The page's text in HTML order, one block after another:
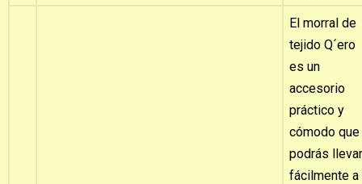
El morral de
tejido Q´ero
es un
accesorio
práctico y
cómodo que
podrás llevar
fácilmente a